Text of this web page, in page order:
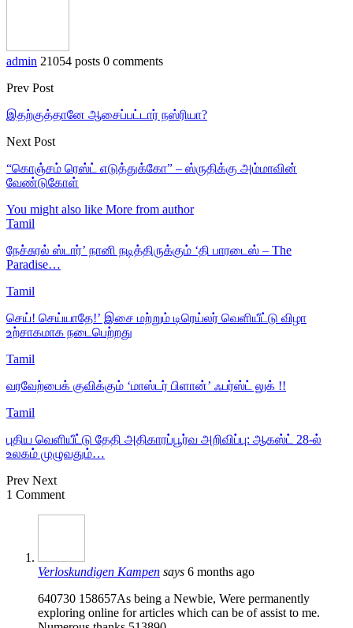
admin 21054 posts 0 comments
Prev Post
இதற்குத்தானே ஆசைப்பட்டார் நஸ்ரியா?
Next Post
“கொஞ்சம் ரெஸ்ட் எடுத்துக்கோ” – ஸ்ருதிக்கு அம்மாவின்
வேண்டுகோள்
You might also like More from author
Tamil
நேச்சுரல் ஸ்டார்’ நானி நடித்திருக்கும் ‘தி பாரடைஸ் – The
Paradise…
Tamil
செய்! செய்யாதே!’ இசை மற்றும் டிரெய்லர் வெளியீட்டு விழா
உற்சாகமாக நடைபெற்றது
Tamil
வரவேற்பைக் குவிக்கும் ‘மாஸ்டர் பிளான்’ ஃபர்ஸ்ட் லுக் !!
Tamil
புதிய வெளியீட்டு தேதி அதிகாரப்பூர்வ அறிவிப்பு: ஆகஸ்ட் 28-ல்
உலகம் முழுவதும்…
Prev Next
1 Comment
Verloskundigen Kampen says 6 months ago
640730 158657As being a Newbie, Were permanently
exploring online for articles which can be of assist to me.